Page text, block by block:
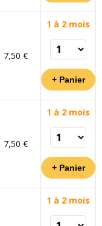
7,50 €
1 à 2 mois
7,50 €
1 à 2 mois
1 à 2 mois